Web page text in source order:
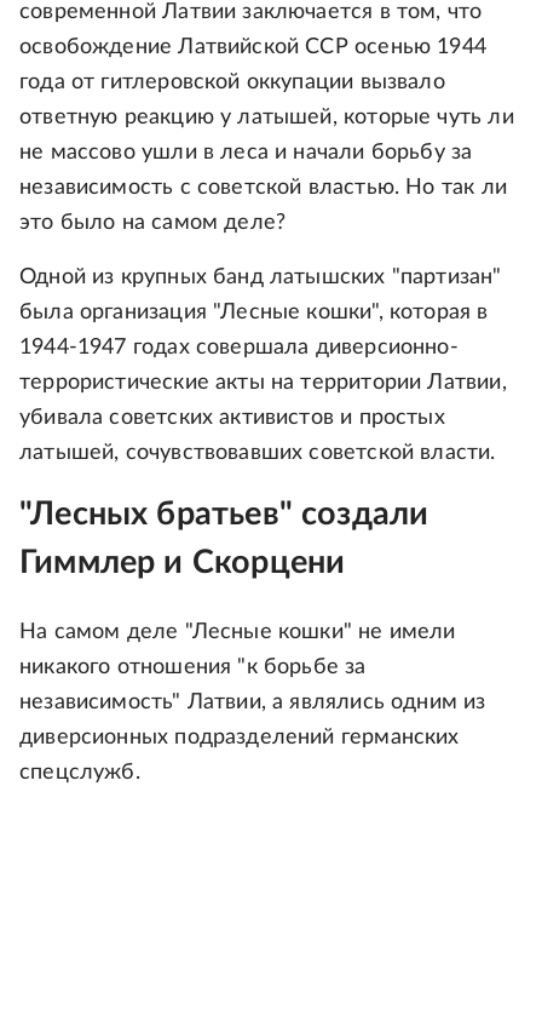
современной Латвии заключается в том, что
освобождение Латвийской ССР осенью 1944
года от гитлеровской оккупации вызвало
ответную реакцию у латышей, которые чуть ли
не массово ушли в леса и начали борьбу за
независимость с советской властью. Но так ли
это было на самом деле?
Одной из крупных банд латышских "партизан"
была организация "Лесные кошки", которая в
1944-1947 годах совершала диверсионно-
террористические акты на территории Латвии,
убивала советских активистов и простых
латышей, сочувствовавших советской власти.
"Лесных братьев" создали
Гиммлер и Скорцени
На самом деле "Лесные кошки" не имели
никакого отношения "к борьбе за
независимость" Латвии, а являлись одним из
диверсионных подразделений германских
спецслужб.